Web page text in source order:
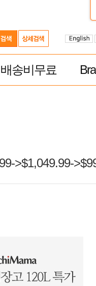
배송비무료
>$1,049.99-